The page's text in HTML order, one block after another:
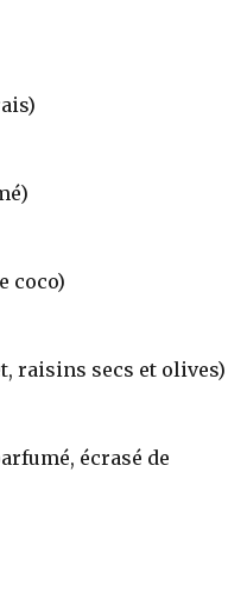
coco)
raisins secs et olives)
écrasé de